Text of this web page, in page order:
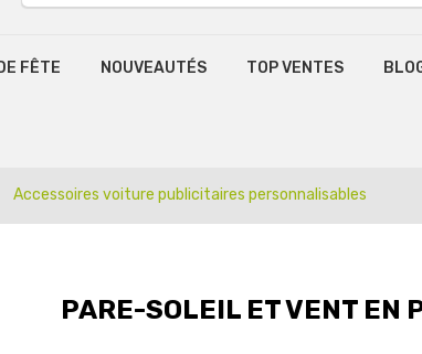
FÊTE NOUVEAUTÉS TOP VENTES
Accessoires voiture publicitaires personnalisables
PARE-SOLEIL ET VENT EN